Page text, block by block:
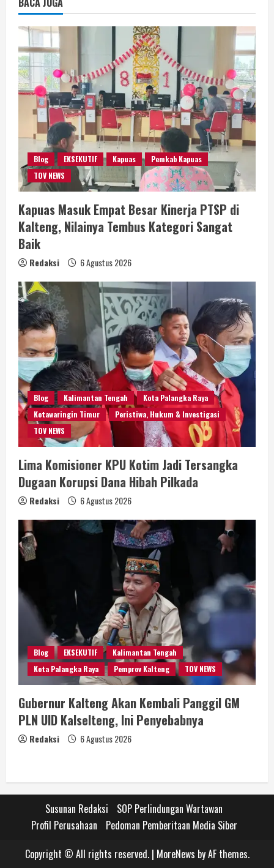
Blog EKSEKUTIF Kapuas
Pemkab Kapuas
TOV NEWS
Kapuas Masuk Empat Besar Kinerja PTSP di
Kalteng, Nilainya Tembus Kategori Sangat
Baik
Redaksi 6 Agustus 2026
Blog Kalimantan Tengah
Kota Palangka Raya
Kotawaringin Timur
Peristiwa, Hukum & Investigasi
TOV NEWS
Lima Komisioner KPU Kotim Jadi Tersangka
Dugaan Korupsi Dana Hibah Pilkada
Redaksi 6 Agustus 2026
Blog EKSEKUTIF
Kalimantan Tengah
Kota Palangka Raya
Pemprov Kalteng TOV NEWS
Gubernur Kalteng Akan Kembali Panggil GM
PLN UID Kalselteng, Ini Penyebabnya
Redaksi 6 Agustus 2026
Susunan Redaksi
SOP Perlindungan Wartawan
Profil Perusahaan
Pedoman Pemberitaan Media Siber
Copyright © All rights reserved. | MoreNews by AF themes.